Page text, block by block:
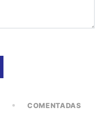
COMENTADAS